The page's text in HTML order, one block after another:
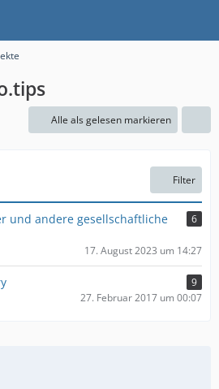
Alle als gelesen markieren
Filter
und andere gesellschaftliche
6
17. August 2023 um 14:27
9
27. Februar 2017 um 00:07